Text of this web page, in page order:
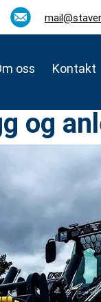
oss Kontakt
og